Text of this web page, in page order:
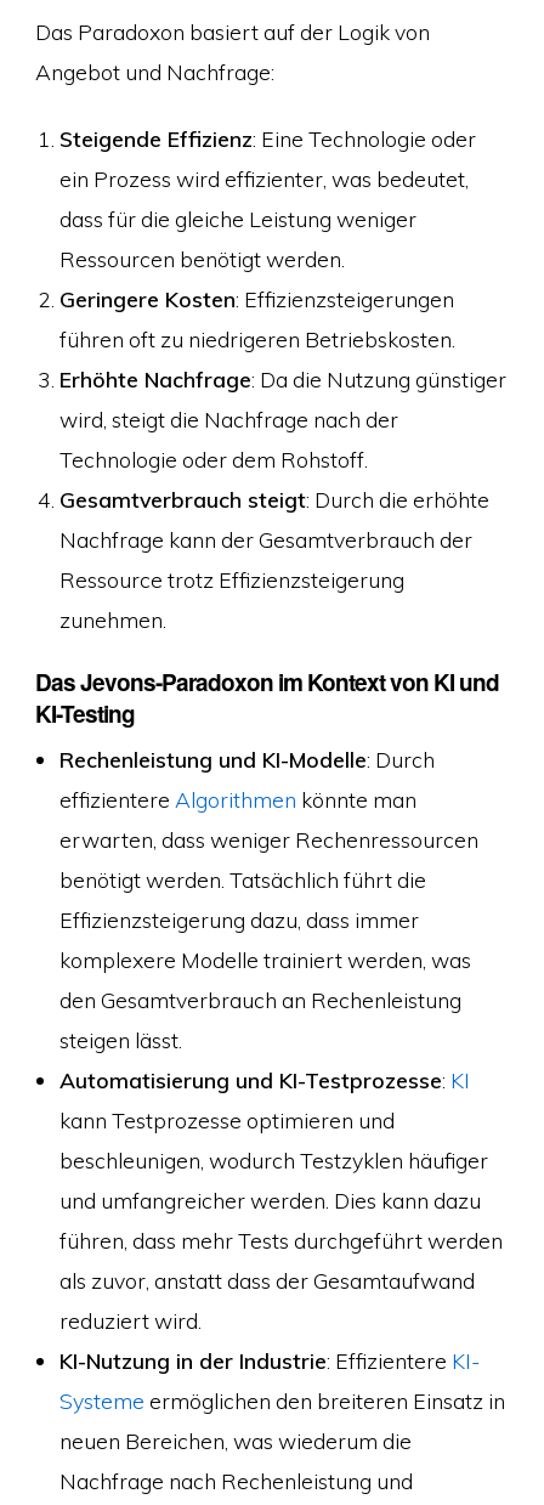
Das Paradoxon basiert auf der Logik von
Angebot und Nachfrage:
Steigende Effizienz: Eine Technologie oder
ein Prozess wird effizienter, was bedeutet,
dass für die gleiche Leistung weniger
Ressourcen benötigt werden.
Geringere Kosten: Effizienzsteigerungen
führen oft zu niedrigeren Betriebskosten.
Erhöhte Nachfrage: Da die Nutzung günstiger
wird, steigt die Nachfrage nach der
Technologie oder dem Rohstoff.
Gesamtverbrauch steigt: Durch die erhöhte
Nachfrage kann der Gesamtverbrauch der
Ressource trotz Effizienzsteigerung
zunehmen.
Das Jevons-Paradoxon im Kontext von KI und
KI-Testing
Rechenleistung und KI-Modelle: Durch
effizientere Algorithmen könnte man
erwarten, dass weniger Rechenressourcen
benötigt werden. Tatsächlich führt die
Effizienzsteigerung dazu, dass immer
komplexere Modelle trainiert werden, was
den Gesamtverbrauch an Rechenleistung
steigen lässt.
Automatisierung und KI-Testprozesse: KI
kann Testprozesse optimieren und
beschleunigen, wodurch Testzyklen häufiger
und umfangreicher werden. Dies kann dazu
führen, dass mehr Tests durchgeführt werden
als zuvor, anstatt dass der Gesamtaufwand
reduziert wird.
KI-Nutzung in der Industrie: Effizientere KI-
Systeme ermöglichen den breiteren Einsatz in
neuen Bereichen, was wiederum die
Nachfrage nach Rechenleistung und